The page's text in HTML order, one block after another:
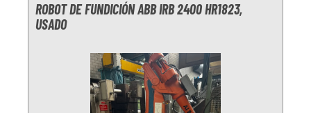
ROBOT DE FUNDICIÓN ABB IRB 2400 HR1823,
USADO